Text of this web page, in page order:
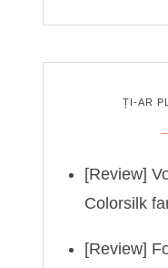
ȚI-AR
[Review]
Colorsilk
[Review]